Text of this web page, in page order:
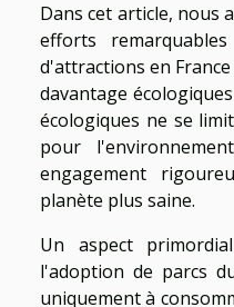
Dans cet article, nous
efforts
d'attractions en
davantage
écologiques ne se
pour
engagement
planète plus saine.
Un aspect
l'adoption de parcs
uniquement à